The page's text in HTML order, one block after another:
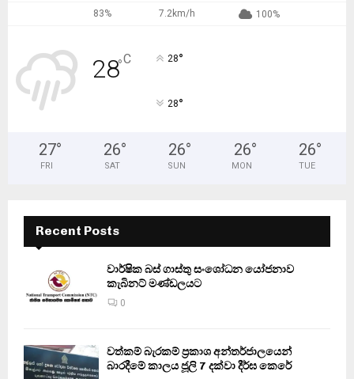
83% 7.2km/h 100%
28°C 28°
28°
27°
FRI
26°
SAT
26°
SUN
26°
MON
26°
TUE
Recent Posts
වාර්ෂික බස් ගාස්තු සංශෝධන යෝජනාව
කැබිනට් මණ්ඩලයට
0
වත්කම් බැරකම් ප්‍රකාශ අන්තර්ජාලයෙන්
බාරදීමේ කාලය ජූලි 7 දක්වා දීර්ඝ කෙරේ